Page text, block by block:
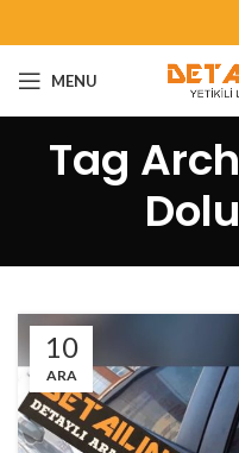
MENU
Tag
10
ARA